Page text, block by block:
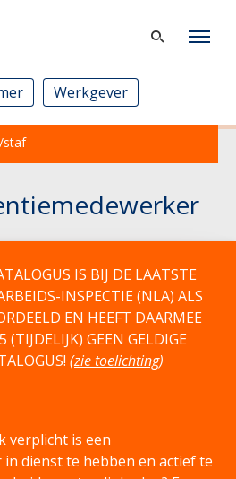
Werkgever
staf
IS BIJ DE LAATSTE
INSPECTIE (NLA) ALS
EN HEEFT DAARMEE
(TIJDELIJK) GEEN GELDIGE
(zie toelichting)
verplicht is een
dienst te hebben en actief te